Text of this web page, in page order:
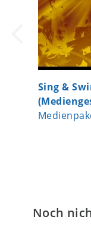
Sing &
Noch